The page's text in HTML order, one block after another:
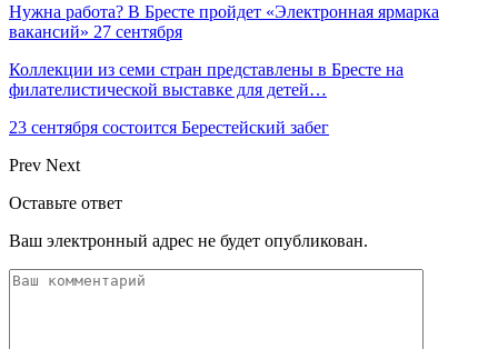
Нужна работа? В Бресте пройдет «Электронная ярмарка
вакансий» 27 сентября
Коллекции из семи стран представлены в Бресте на
филателистической выставке для детей…
23 сентября состоится Берестейский забег
Prev Next
Оставьте ответ
Ваш электронный адрес не будет опубликован.